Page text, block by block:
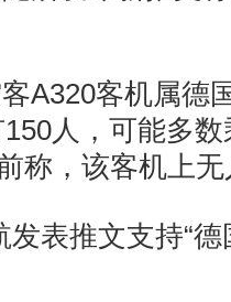
客机属德
人，可能多
称，该客机上
推文支持“德